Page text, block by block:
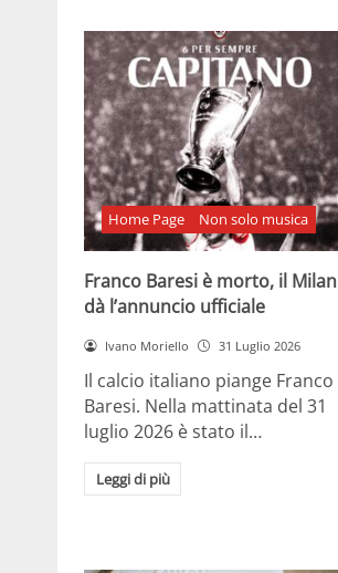
Home Page Non solo musica
Franco Baresi è morto, il Milan
dà l’annuncio ufficiale
Ivano Moriello 31 Luglio 2026
Il calcio italiano piange Franco
Baresi. Nella mattinata del 31
luglio 2026 è stato il…
Leggi di più